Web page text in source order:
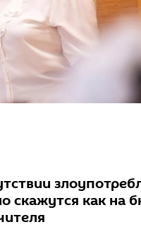
скажутся как на